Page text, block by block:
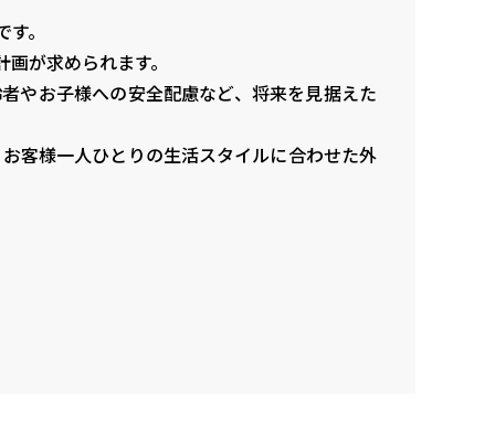
。
が求められます。
やお子様への安全配慮など、将来を見据えた
客様一人ひとりの生活スタイルに合わせた外